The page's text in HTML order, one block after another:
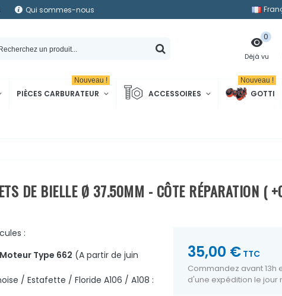
Qui sommes-nous
Déjà vu
0
PIÈCES CARBURATEUR
Nouveau !
ACCESSOIRES GOTTI
Nouveau !
DE BIELLE Ø 37.50MM - CÔTE RÉPARATION (
:
Moteur Type 662 (A partir de juin
/ Estafette / Floride A106 / A108 :
35,00 € TTC
Commandez avant 13h
d'une expédition le jour